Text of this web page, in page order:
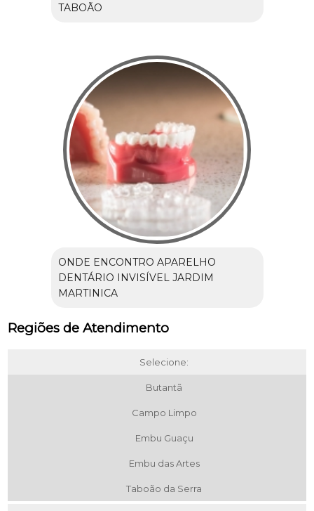
TABOÃO
ONDE ENCONTRO APARELHO
DENTÁRIO INVISÍVEL JARDIM
MARTINICA
Regiões de Atendimento
Selecione:
Butantã
Campo Limpo
Embu Guaçu
Embu das Artes
Taboão da Serra